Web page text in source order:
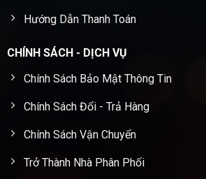
Hướng Dẫn Thanh Toán
CHÍNH SÁCH - DỊCH VỤ
Chính Sách Bảo Mật Thông Tin
Chính Sách Đổi - Trả Hàng
Chính Sách Vận Chuyển
Trở Thành Nhà Phân Phối